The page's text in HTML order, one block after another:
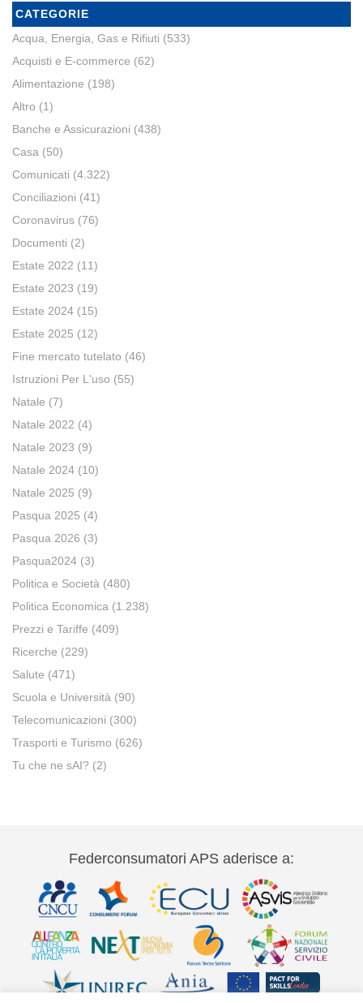
CATEGORIE
Acqua, Energia, Gas e Rifiuti (533)
Acquisti e E-commerce (62)
Alimentazione (198)
Altro (1)
Banche e Assicurazioni (438)
Casa (50)
Comunicati (4.322)
Conciliazioni (41)
Coronavirus (76)
Documenti (2)
Estate 2022 (11)
Estate 2023 (19)
Estate 2024 (15)
Estate 2025 (12)
Fine mercato tutelato (46)
Istruzioni Per L'uso (55)
Natale (7)
Natale 2022 (4)
Natale 2023 (9)
Natale 2024 (10)
Natale 2025 (9)
Pasqua 2025 (4)
Pasqua 2026 (3)
Pasqua2024 (3)
Politica e Società (480)
Politica Economica (1.238)
Prezzi e Tariffe (409)
Ricerche (229)
Salute (471)
Scuola e Università (90)
Telecomunicazioni (300)
Trasporti e Turismo (626)
Tu che ne sAI? (2)
Federconsumatori APS aderisce a: